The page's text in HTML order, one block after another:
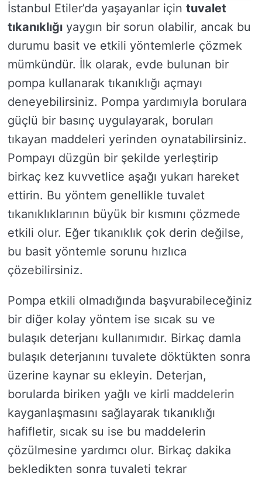
İstanbul Etiler’da yaşayanlar için tuvalet
tıkanıklığı yaygın bir sorun olabilir, ancak bu
durumu basit ve etkili yöntemlerle çözmek
mümkündür. İlk olarak, evde bulunan bir
pompa kullanarak tıkanıklığı açmayı
deneyebilirsiniz. Pompa yardımıyla borulara
güçlü bir basınç uygulayarak, boruları
tıkayan maddeleri yerinden oynatabilirsiniz.
Pompayı düzgün bir şekilde yerleştirip
birkaç kez kuvvetlice aşağı yukarı hareket
ettirin. Bu yöntem genellikle tuvalet
tıkanıklıklarının büyük bir kısmını çözmede
etkili olur. Eğer tıkanıklık çok derin değilse,
bu basit yöntemle sorunu hızlıca
çözebilirsiniz.
Pompa etkili olmadığında başvurabileceğiniz
bir diğer kolay yöntem ise sıcak su ve
bulaşık deterjanı kullanımıdır. Birkaç damla
bulaşık deterjanını tuvalete döktükten sonra
üzerine kaynar su ekleyin. Deterjan,
borularda biriken yağlı ve kirli maddelerin
kayganlaşmasını sağlayarak tıkanıklığı
hafifletir, sıcak su ise bu maddelerin
çözülmesine yardımcı olur. Birkaç dakika
bekledikten sonra tuvaleti tekrar